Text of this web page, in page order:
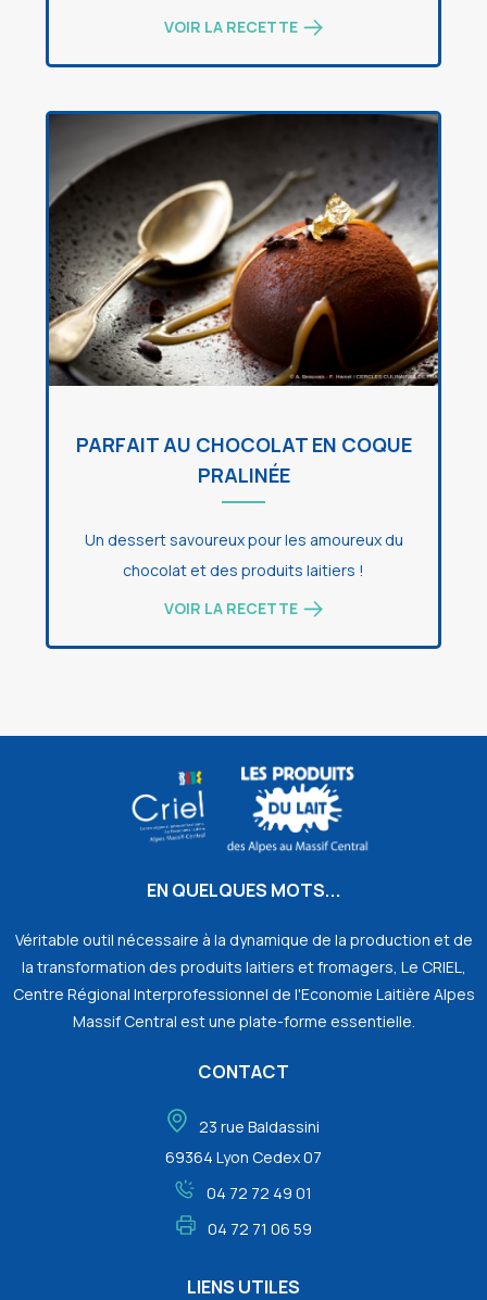
VOIR LA RECETTE
PARFAIT AU CHOCOLAT EN COQUE
PRALINÉE
Un dessert savoureux pour les amoureux du
chocolat et des produits laitiers !
VOIR LA RECETTE
EN QUELQUES MOTS...
Véritable outil nécessaire à la dynamique de la production et de
la transformation des produits laitiers et fromagers, Le CRIEL,
Centre Régional Interprofessionnel de l'Economie Laitière Alpes
Massif Central est une plate-forme essentielle.
CONTACT
23 rue Baldassini
69364 Lyon Cedex 07
04 72 72 49 01
04 72 71 06 59
LIENS UTILES